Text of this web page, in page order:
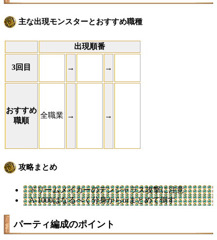
主な出現モンスターとおすすめ職種
出現順番
3回目 → →
おすすめ
職順
全職業 → →
攻略まとめ
ドリームメイカーのデンジャラス攻撃に注意
A-1000はなるべく分身からorまとめて倒す
パーティ編成のポイント